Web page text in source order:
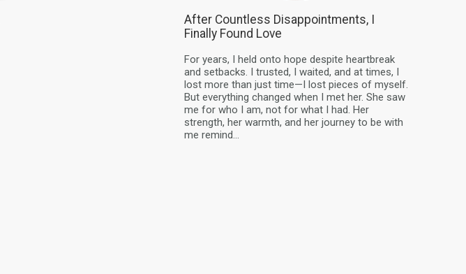
After Countless Disappointments, I
Finally Found Love
For years, I held onto hope despite heartbreak
and setbacks. I trusted, I waited, and at times, I
lost more than just time—I lost pieces of myself.
But everything changed when I met her. She saw
me for who I am, not for what I had. Her
strength, her warmth, and her journey to be with
me remind...